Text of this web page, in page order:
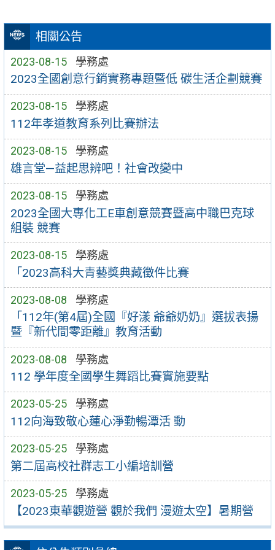
相關公告
2023-08-15 學務處
2023全國創意行銷實務專題暨低 碳生活企劃競賽
2023-08-15 學務處
112年孝道教育系列比賽辦法
2023-08-15 學務處
雄言堂—益起思辨吧！社會改變中
2023-08-15 學務處
2023全國大專化工E車創意競賽暨高中職巴克球
組裝 競賽
2023-08-15 學務處
「2023高科大青藝獎典藏徵件比賽
2023-08-08 學務處
「112年(第4屆)全國『好漾 爺爺奶奶』選拔表揚
暨『新代間零距離』教育活動
2023-08-08 學務處
112 學年度全國學生舞蹈比賽實施要點
2023-05-25 學務處
112向海致敬心蓮心淨勤暢潭活 動
2023-05-25 學務處
第二屆高校社群志工小編培訓營
2023-05-25 學務處
【2023東華觀遊營 觀於我們 漫遊太空】暑期營